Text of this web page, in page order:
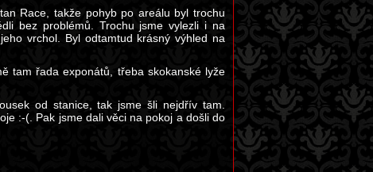
Race, takže pohyb po areálu byl trochu
bez problémů. Trochu jsme vylezli i na
vrchol. Byl odtamtud krásný výhled na
tam řada exponátů, třeba skokanské lyže
od stanice, tak jsme šli nejdřív tam.
:-(. Pak jsme dali věci na pokoj a došli do